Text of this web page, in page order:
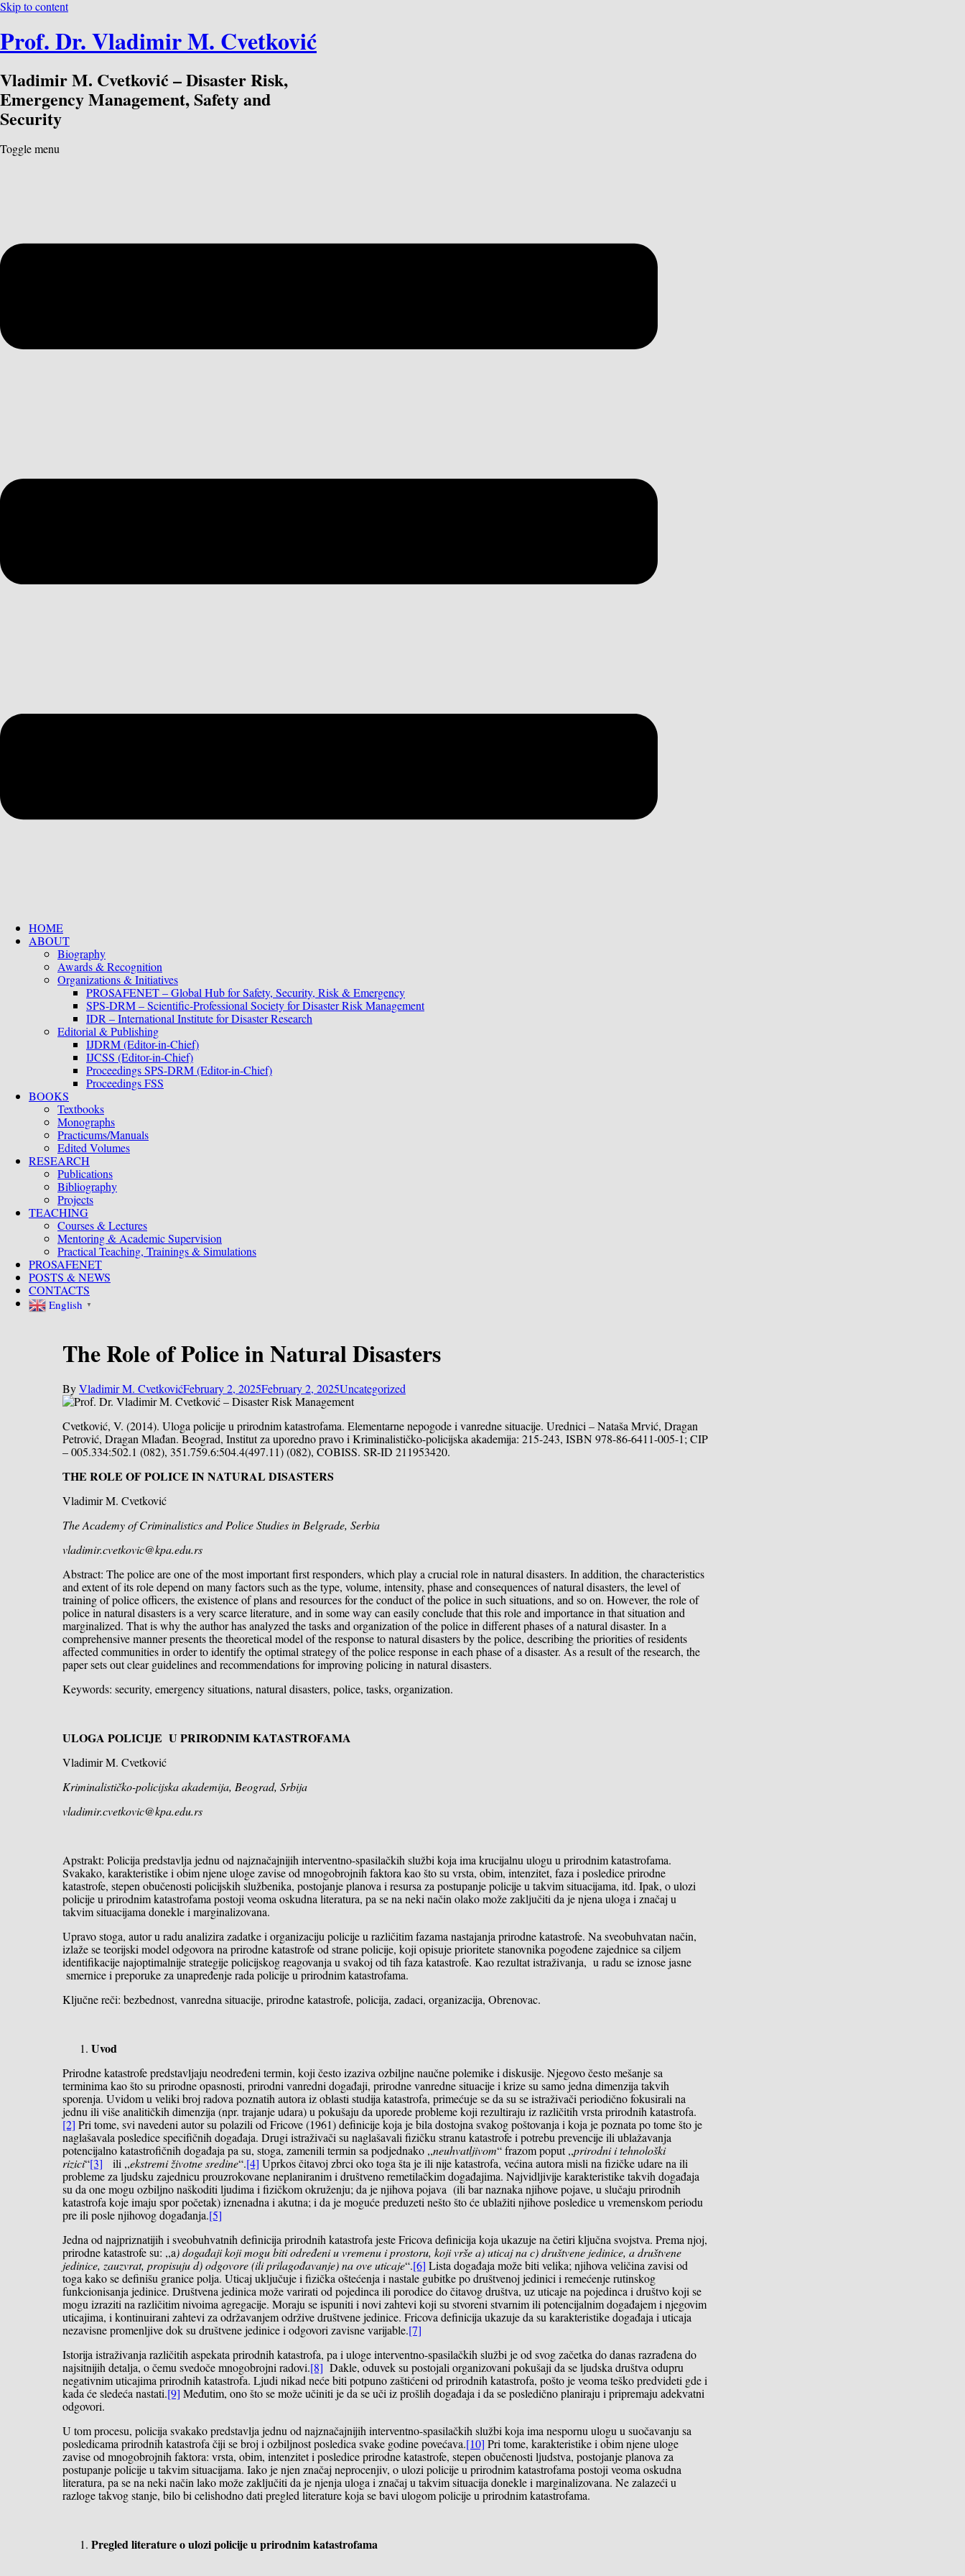
content
Skip to content
Prof. Dr. Vladimir M. Cvetković
Vladimir M. Cvetković – Disaster Risk,
Emergency Management, Safety and
Security
Toggle menu
HOME
ABOUT
Biography
Awards & Recognition
Organizations & Initiatives
PROSAFENET – Global Hub for Safety, Security, Risk & Emergency
SPS-DRM – Scientific-Professional Society for Disaster Risk Management
IDR – International Institute for Disaster Research
Editorial & Publishing
IJDRM (Editor-in-Chief)
IJCSS (Editor-in-Chief)
Proceedings SPS-DRM (Editor-in-Chief)
Proceedings FSS
BOOKS
Textbooks
Monographs
Practicums/Manuals
Edited Volumes
RESEARCH
Publications
Bibliography
Projects
TEACHING
Courses & Lectures
Mentoring & Academic Supervision
Practical Teaching, Trainings & Simulations
PROSAFENET
POSTS & NEWS
CONTACTS
English ▼
The Role of Police in Natural Disasters
ByVladimir M. CvetkovićFebruary 2, 2025February 2, 2025Uncategorized
Cvetković, V. (2014). Uloga policije u prirodnim katastrofama. Elementarne nepogode i vanredne situacije. Urednici – Nataša Mrvić, Dragan
Petrović, Dragan Mlađan. Beograd, Institut za uporedno pravo i Kriminalističko-policijska akademija: 215-243, ISBN 978-86-6411-005-1; CIP
– 005.334:502.1 (082), 351.759.6:504.4(497.11) (082), COBISS. SR-ID 211953420.
ТHE ROLE OF POLICE IN NATURAL DISASTERS
Vladimir M. Cvetković
The Academy of Criminalistics and Police Studies in Belgrade, Serbia
vladimir.cvetkovic@kpa.edu.rs
Abstract: The police are one of the most important first responders, which play a crucial role in natural disasters. In addition, the characteristics
and extent of its role depend on many factors such as the type, volume, intensity, phase and consequences of natural disasters, the level of
training of police officers, the existence of plans and resources for the conduct of the police in such situations, and so on. However, the role of
police in natural disasters is a very scarce literature, and in some way can easily conclude that this role and importance in that situation and
marginalized. That is why the author has analyzed the tasks and organization of the police in different phases of a natural disaster. In a
comprehensive manner presents the theoretical model of the response to natural disasters by the police, describing the priorities of residents
affected communities in order to identify the optimal strategy of the police response in each phase of a disaster. As a result of the research, the
paper sets out clear guidelines and recommendations for improving policing in natural disasters.
Keywords: security, emergency situations, natural disasters, police, tasks, organization.
ULOGA POLICIJE U PRIRODNIM KATASTROFAMA
Vladimir M. Cvetković
Kriminalističko-policijska akademija, Beograd, Srbija
vladimir.cvetkovic@kpa.edu.rs
Apstrakt: Policija predstavlja jednu od najznačajnijih interventno-spasilačkih službi koja ima krucijalnu ulogu u prirodnim katastrofama.
Svakako, karakteristike i obim njene uloge zavise od mnogobrojnih faktora kao što su vrsta, obim, intenzitet, faza i posledice prirodne
katastrofe, stepen obučenosti policijskih službenika, postojanje planova i resursa za postupanje policije u takvim situacijama, itd. Ipak, o ulozi
policije u prirodnim katastrofama postoji veoma oskudna literatura, pa se na neki način olako može zaklјučiti da je njena uloga i značaj u
takvim situacijama donekle i marginalizovana.
Upravo stoga, autor u radu analizira zadatke i organizaciju policije u različitim fazama nastajanja prirodne katastrofe. Na sveobuhvatan način,
izlaže se teorijski model odgovora na prirodne katastrofe od strane policije, koji opisuje prioritete stanovnika pogođene zajednice sa ciljem
identifikacije najoptimalnije strategije policijskog reagovanja u svakoj od tih faza katastrofe. Kao rezultat istraživanja, u radu se iznose jasne
smernice i preporuke za unapređenje rada policije u prirodnim katastrofama.
Ključne reči: bezbednost, vanredna situacije, prirodne katastrofe, policija, zadaci, organizacija, Obrenovac.
Uvod
Prirodne katastrofe predstavljaju neodređeni termin, koji često izaziva ozbiljne naučne polemike i diskusije. Njegovo često mešanje sa
terminima kao što su prirodne opasnosti, prirodni vanredni događaji, prirodne vanredne situacije i krize su samo jedna dimenzija takvih
sporenja. Uvidom u veliki broj radova poznatih autora iz oblasti studija katastrofa, primećuje se da su se istraživači periodično fokusirali na
jednu ili više analitičkih dimenzija (npr. trajanje udara) u pokušaju da uporede probleme koji rezultiraju iz različitih vrsta prirodnih katastrofa.
[2] Pri tome, svi navedeni autor su polazili od Fricove (1961) definicije koja je bila dostojna svakog poštovanja i koja je poznata po tome što je
naglašavala posledice specifičnih događaja. Drugi istraživači su naglašavali fizičku stranu katastrofe i potrebu prevencije ili ublažavanja
potencijalno katastrofičnih događaja pa su, stoga, zamenili termin sa podjednako ,,neuhvatljivom“ frazom poput ,,prirodni i tehnološki
rizici“[3] ili ,,ekstremi životne sredine“.[4] Uprkos čitavoj zbrci oko toga šta je ili nije katastrofa, većina autora misli na fizičke udare na ili
probleme za ljudsku zajednicu prouzrokovane neplaniranim i društveno remetilačkim događajima. Najvidljivije karakteristike takvih događaja
su da one mogu ozbiljno naškoditi ljudima i fizičkom okruženju; da je njihova pojava (ili bar naznaka njihove pojave, u slučaju prirodnih
katastrofa koje imaju spor početak) iznenadna i akutna; i da je moguće preduzeti nešto što će ublažiti njihove posledice u vremenskom periodu
pre ili posle njihovog događanja.[5]
Jedna od najpriznatijih i sveobuhvatnih definicija prirodnih katastrofa jeste Fricova definicija koja ukazuje na četiri ključna svojstva. Prema njoj,
prirodne katastrofe su: ,,a) događaji koji mogu biti određeni u vremenu i prostoru, koji vrše a) uticaj na c) društvene jedinice, a društvene
jedinice, zauzvrat, propisuju d) odgovore (ili prilagođavanje) na ove uticaje“.[6] Lista događaja može biti velika; njihova veličina zavisi od
toga kako se definišu granice polja. Uticaj uključuje i fizička oštećenja i nastale gubitke po društvenoj jedinici i remećenje rutinskog
funkcionisanja jedinice. Društvena jedinica može varirati od pojedinca ili porodice do čitavog društva, uz uticaje na pojedinca i društvo koji se
mogu izraziti na različitim nivoima agregacije. Moraju se ispuniti i novi zahtevi koji su stvoreni stvarnim ili potencijalnim događajem i njegovim
uticajima, i kontinuirani zahtevi za održavanjem održive društvene jedinice. Fricova definicija ukazuje da su karakteristike događaja i uticaja
nezavisne promenljive dok su društvene jedinice i odgovori zavisne varijable.[7]
Istorija istraživanja različitih aspekata prirodnih katastrofa, pa i uloge interventno-spasilačkih službi je od svog začetka do danas razrađena do
najsitnijih detalja, o čemu svedoče mnogobrojni radovi.[8] Dakle, oduvek su postojali organizovani pokušaji da se ljudska društva odupru
negativnim uticajima prirodnih katastrofa. Ljudi nikad neće biti potpuno zaštićeni od prirodnih katastrofa, pošto je veoma teško predvideti gde i
kada će sledeća nastati.[9] Međutim, ono što se može učiniti je da se uči iz prošlih događaja i da se posledično planiraju i pripremaju adekvatni
odgovori.
U tom procesu, policija svakako predstavlja jednu od najznačajnijih interventno-spasilačkih službi koja ima nespornu ulogu u suočavanju sa
posledicama prirodnih katastrofa čiji se broj i ozbiljnost posledica svake godine povećava.[10] Pri tome, karakteristike i obim njene uloge
zavise od mnogobrojnih faktora: vrsta, obim, intenzitet i posledice prirodne katastrofe, stepen obučenosti lјudstva, postojanje planova za
postupanje policije u takvim situacijama. Iako je njen značaj neprocenjiv, o ulozi policije u prirodnim katastrofama postoji veoma oskudna
literatura, pa se na neki način lako može zaklјučiti da je njenja uloga i značaj u takvim situacija donekle i marginalizovana. Ne zalazeći u
razloge takvog stanje, bilo bi celishodno dati pregled literature koja se bavi ulogom policije u prirodnim katastrofama.
Pregled literature o ulozi policije u prirodnim katastrofama